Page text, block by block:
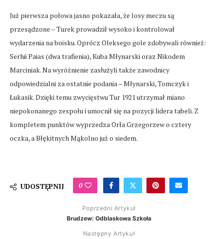
Już pierwsza połowa jasno pokazała, że losy meczu są
przesądzone – Turek prowadził wysoko i kontrolował
wydarzenia na boisku. Oprócz Oleksego gole zdobywali również:
Serhii Paias (dwa trafienia), Kuba Młynarski oraz Nikodem
Marciniak. Na wyróżnienie zasłużyli także zawodnicy
odpowiedzialni za ostatnie podania – Młynarski, Tomczyk i
Łukasik. Dzięki temu zwycięstwu Tur 1921 utrzymał miano
niepokonanego zespołu i umocnił się na pozycji lidera tabeli. Z
kompletem punktów wyprzedza Orła Grzegorzew o cztery
oczka, a Błękitnych Mąkolno już o siedem.
UDOSTĘPNIJ 0
Poprzedni Artykuł
Brudzew: Odblaskowa Szkoła
Następny Artykuł